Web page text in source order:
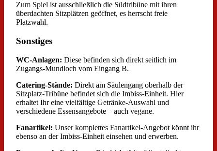
Zum Spiel ist ausschließlich die Südtribüne mit ihren
überdachten Sitzplätzen geöffnet, es herrscht freie
Platzwahl.
Sonstiges
WC-Anlagen: Diese befinden sich direkt seitlich im
Zugangs-Mundloch vom Eingang B.
Catering-Stände: Direkt am Säulengang oberhalb der
Sitzplatz-Tribüne befindet sich die Imbiss-Einheit. Hier
erhaltet Ihr eine vielfältige Getränke-Auswahl und
verschiedene Essensangebote – auch vegane.
Fanartikel: Unser komplettes Fanartikel-Angebot könnt ihr
ebenso an der Imbiss-Einheit einsehen und erwerben.